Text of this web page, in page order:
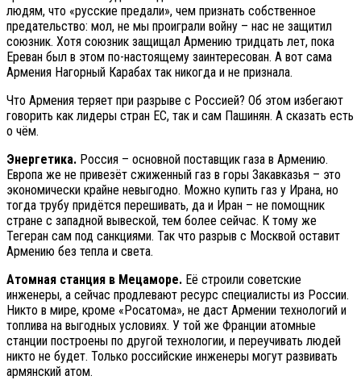
людям, что «русские предали», чем признать собственное
предательство: мол, не мы проиграли войну – нас не защитил
союзник. Хотя союзник защищал Армению тридцать лет, пока
Ереван был в этом по-настоящему заинтересован. А вот сама
Армения Нагорный Карабах так никогда и не признала.
Что Армения теряет при разрыве с Россией? Об этом избегают
говорить как лидеры стран ЕС, так и сам Пашинян. А сказать есть
о чём.
Энергетика. Россия – основной поставщик газа в Армению.
Европа же не привезёт сжиженный газ в горы Закавказья – это
экономически крайне невыгодно. Можно купить газ у Ирана, но
тогда трубу придётся перешивать, да и Иран – не помощник
стране с западной вывеской, тем более сейчас. К тому же
Тегеран сам под санкциями. Так что разрыв с Москвой оставит
Армению без тепла и света.
Атомная станция в Мецаморе. Её строили советские
инженеры, а сейчас продлевают ресурс специалисты из России.
Никто в мире, кроме «Росатома», не даст Армении технологий и
топлива на выгодных условиях. У той же Франции атомные
станции построены по другой технологии, и переучивать людей
никто не будет. Только российские инженеры могут развивать
армянский атом.